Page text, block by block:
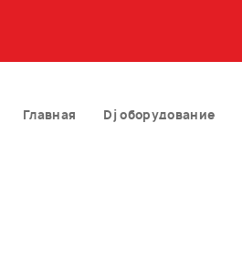
Главная Dj оборудование